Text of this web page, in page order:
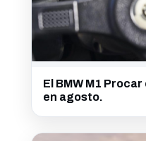
El BMW M1
en agosto.